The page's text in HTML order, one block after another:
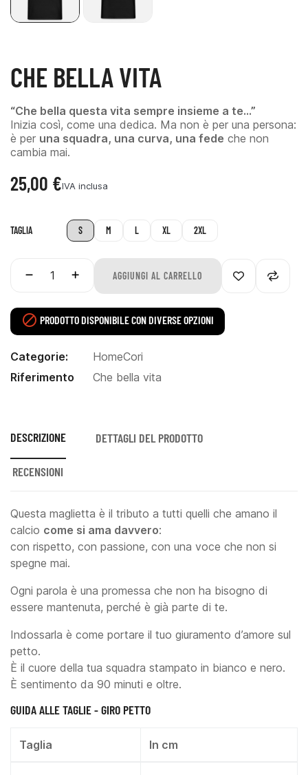
CHE BELLA VITA
“Che bella questa vita sempre insieme a te…”
Inizia così, come una dedica. Ma non è per una persona:
è per una squadra, una curva, una fede che non
cambia mai.
25,00 €IVA inclusa
TAGLIA S M L XL 2XL
AGGIUNGI AL CARRELLO
 PRODOTTO DISPONIBILE CON DIVERSE OPZIONI
Categorie: HomeCori
Riferimento
Che bella vita
DESCRIZIONE DETTAGLI DEL PRODOTTO
RECENSIONI
Questa maglietta è il tributo a tutti quelli che amano il
calcio come si ama davvero:
con rispetto, con passione, con una voce che non si
spegne mai.
Ogni parola è una promessa che non ha bisogno di
essere mantenuta, perché è già parte di te.
Indossarla è come portare il tuo giuramento d’amore sul
petto.
È il cuore della tua squadra stampato in bianco e nero.
È sentimento da 90 minuti e oltre.
GUIDA ALLE TAGLIE - GIRO PETTO
Taglia In cm